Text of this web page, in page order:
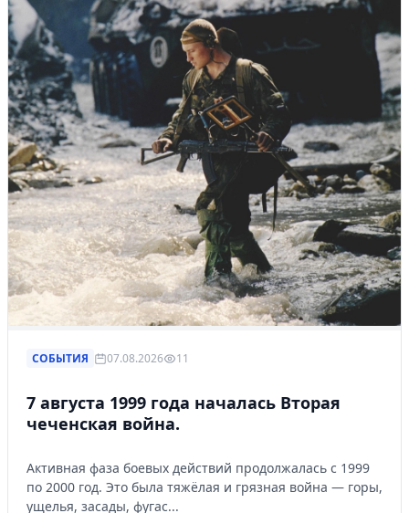
СОБЫТИЯ 07.08.2026 11
7 августа 1999 года началась Вторая
чеченская война.
Активная фаза боевых действий продолжалась с 1999
по 2000 год. Это была тяжёлая и грязная война — горы,
ущелья, засады, фугас...